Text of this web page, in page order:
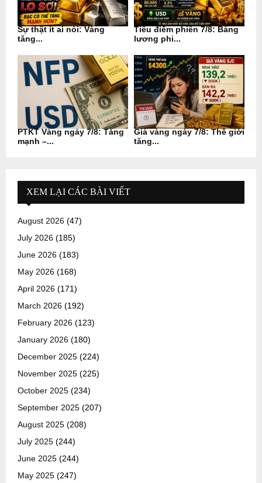
Sự thật ít ai nói: Vàng
tăng...
Tiêu điểm phiên 7/8: Bảng
lương phi...
PTKT Vàng ngày 7/8: Tăng
mạnh –...
Giá vàng ngày 7/8: Thế giới
tăng...
XEM LẠI CÁC BÀI VIẾT
August 2026 (47)
July 2026 (185)
June 2026 (183)
May 2026 (168)
April 2026 (171)
March 2026 (192)
February 2026 (123)
January 2026 (180)
December 2025 (224)
November 2025 (225)
October 2025 (234)
September 2025 (207)
August 2025 (208)
July 2025 (244)
June 2025 (244)
May 2025 (247)